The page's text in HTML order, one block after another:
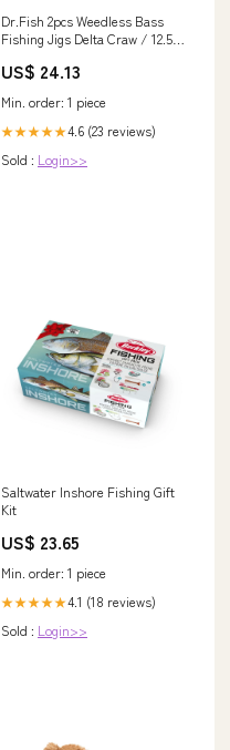
Dr.Fish 2pcs Weedless Bass
Fishing Jigs Delta Craw / 12.5g
US$ 24.13
Min. order: 1 piece
★★★★★4.6 (23 reviews)
Sold : Login>>
Saltwater Inshore Fishing Gift
Kit
US$ 23.65
Min. order: 1 piece
★★★★★4.1 (18 reviews)
Sold : Login>>